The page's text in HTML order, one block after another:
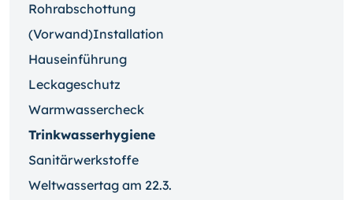
Rohrabschottung
(Vorwand)Installation
Hauseinführung
Leckageschutz
Warmwassercheck
Trinkwasserhygiene
Sanitärwerkstoffe
Weltwassertag am 22.3.